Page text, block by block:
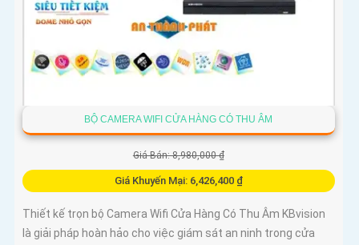
BỘ CAMERA WIFI CỬA HÀNG CÓ THU ÂM
Giá Bán: 8,980,000 ₫
Giá Khuyến Mại: 6,426,400 ₫
Thiết kế trọn bộ Camera Wifi Cửa Hàng Có Thu Âm KBvision
là giải pháp hoàn hảo cho việc giám sát an ninh trong cửa